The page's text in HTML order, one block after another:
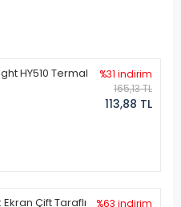
HY510 Termal
%31 indirim
165,13 TL
113,88 TL
Çift Taraflı
%63 indirim